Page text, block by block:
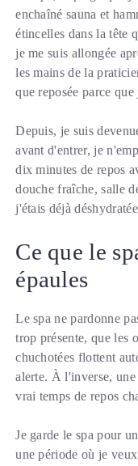
enchaîné sauna et
étincelles dans la tête
je me suis allongée
les mains de la
que reposée parce
Depuis, je suis
avant d'entrer, je
dix minutes de repos
douche fraîche, salle
j'étais déjà
Ce que le
épaules
Le spa ne pardonne
trop présente, que les
chuchotées flottent
alerte. À l'inverse, une
vrai temps de repos
Je garde le spa pour
une période où je